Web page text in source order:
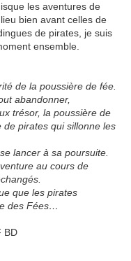
les aventures de
bien avant celles de
de pirates, je suis
ensemble.
de la poussière de fée.
abandonner,
trésor, la poussière de
pirates qui sillonne les
lancer à sa poursuite.
au cours de
que les pirates
des Fées…